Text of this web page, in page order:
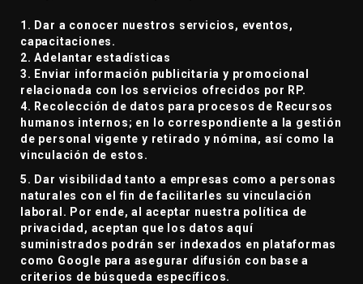
1. Dar a conocer nuestros servicios, eventos,
capacitaciones.
2. Adelantar estadísticas
3. Enviar información publicitaria y promocional
relacionada con los servicios ofrecidos por RP.
4. Recolección de datos para procesos de Recursos
humanos internos; en lo correspondiente a la gestión
de personal vigente y retirado y nómina, así como la
vinculación de estos.
5. Dar visibilidad tanto a empresas como a personas
naturales con el fin de facilitarles su vinculación
laboral. Por ende, al aceptar nuestra política de
privacidad, aceptan que los datos aquí
suministrados podrán ser indexados en plataformas
como Google para asegurar difusión con base a
criterios de búsqueda específicos.